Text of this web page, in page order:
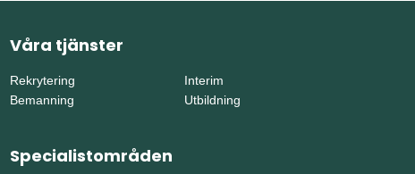
Våra tjänster
Rekrytering
Bemanning
Interim
Utbildning
Specialistområden